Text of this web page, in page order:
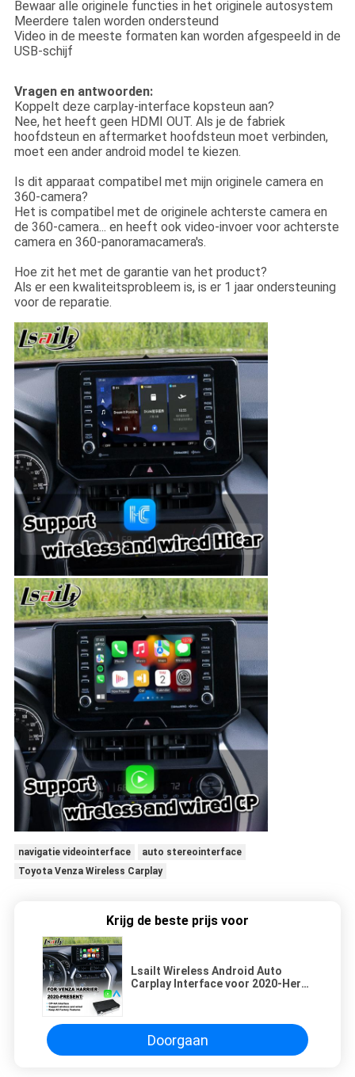
Bewaar alle originele functies in het originele autosystem
Meerdere talen worden ondersteund
Video in de meeste formaten kan worden afgespeeld in de
USB-schijf
Vragen en antwoorden:
Koppelt deze carplay-interface kopsteun aan?
Nee, het heeft geen HDMI OUT. Als je de fabriek
hoofdsteun en aftermarket hoofdsteun moet verbinden,
moet een ander android model te kiezen.
Is dit apparaat compatibel met mijn originele camera en
360-camera?
Het is compatibel met de originele achterste camera en
de 360-camera... en heeft ook video-invoer voor achterste
camera en 360-panoramacamera's.
Hoe zit het met de garantie van het product?
Als er een kwaliteitsprobleem is, is er 1 jaar ondersteuning
voor de reparatie.
navigatie videointerface
auto stereointerface
Toyota Venza Wireless Carplay
Krijg de beste prijs voor
Lsailt Wireless Android Auto
Carplay Interface voor 2020-Here
Doorgaan